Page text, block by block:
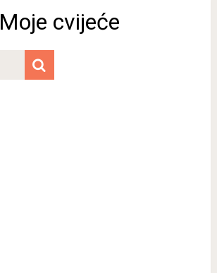
Moje cvijeće